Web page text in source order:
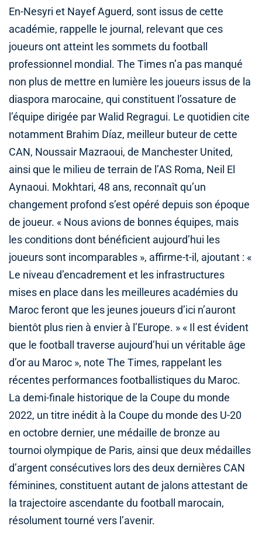
En-Nesyri et Nayef Aguerd, sont issus de cette
académie, rappelle le journal, relevant que ces
joueurs ont atteint les sommets du football
professionnel mondial. The Times n’a pas manqué
non plus de mettre en lumière les joueurs issus de la
diaspora marocaine, qui constituent l’ossature de
l’équipe dirigée par Walid Regragui. Le quotidien cite
notamment Brahim Díaz, meilleur buteur de cette
CAN, Noussair Mazraoui, de Manchester United,
ainsi que le milieu de terrain de l’AS Roma, Neil El
Aynaoui. Mokhtari, 48 ans, reconnaît qu’un
changement profond s’est opéré depuis son époque
de joueur. « Nous avions de bonnes équipes, mais
les conditions dont bénéficient aujourd’hui les
joueurs sont incomparables », affirme-t-il, ajoutant : «
Le niveau d’encadrement et les infrastructures
mises en place dans les meilleures académies du
Maroc feront que les jeunes joueurs d’ici n’auront
bientôt plus rien à envier à l’Europe. » « Il est évident
que le football traverse aujourd’hui un véritable âge
d’or au Maroc », note The Times, rappelant les
récentes performances footballistiques du Maroc.
La demi-finale historique de la Coupe du monde
2022, un titre inédit à la Coupe du monde des U-20
en octobre dernier, une médaille de bronze au
tournoi olympique de Paris, ainsi que deux médailles
d’argent consécutives lors des deux dernières CAN
féminines, constituent autant de jalons attestant de
la trajectoire ascendante du football marocain,
résolument tourné vers l’avenir.